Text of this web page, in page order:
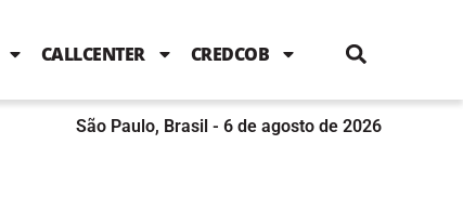
b
o
k
t
e
b
n
g
a
m
CALLCENTER CREDCOB
São Paulo, Brasil - 6 de agosto de 2026